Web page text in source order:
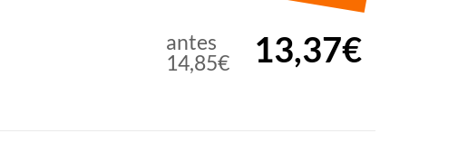
antes
14,85€
13,37€